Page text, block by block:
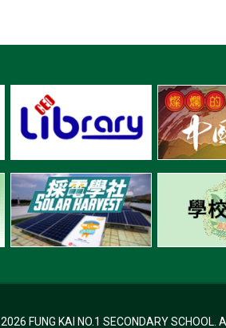
2026 FUNG KAI NO.1 SECONDARY SCHOOL.